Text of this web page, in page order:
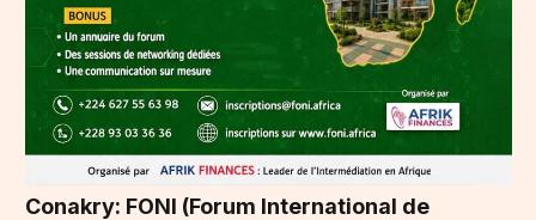
Conakry: FONI (Forum International de